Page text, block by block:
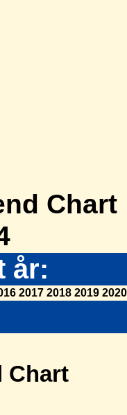
Chart
år:
2017 2018 2019 2020
Chart